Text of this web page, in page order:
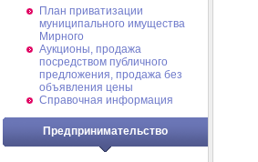
План приватизации
муниципального имущества
Мирного
Аукционы, продажа
посредством публичного
предложения, продажа без
объявления цены
Справочная информация
Предпринимательство